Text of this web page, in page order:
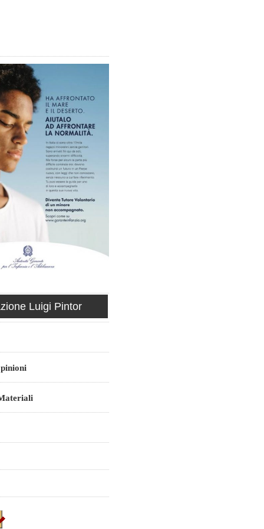
Luigi Pintor